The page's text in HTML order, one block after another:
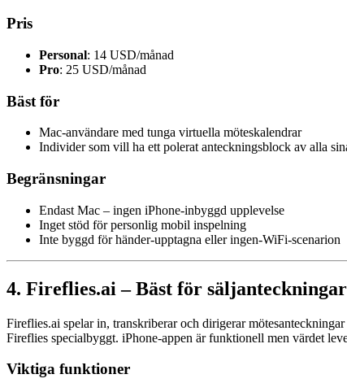
Pris
Personal: 14 USD/månad
Pro: 25 USD/månad
Bäst för
Mac-användare med tunga virtuella möteskalendrar
Individer som vill ha ett polerat anteckningsblock av alla
Begränsningar
Endast Mac – ingen iPhone-inbyggd upplevelse
Inget stöd för personlig mobil inspelning
Inte byggd för händer-upptagna eller ingen-WiFi-scenarion
4. Fireflies.ai – Bäst för
Fireflies.ai spelar in, transkriberar och dirigerar
Fireflies specialbyggt. iPhone-appen är funktionell men värdet
Viktiga funktioner